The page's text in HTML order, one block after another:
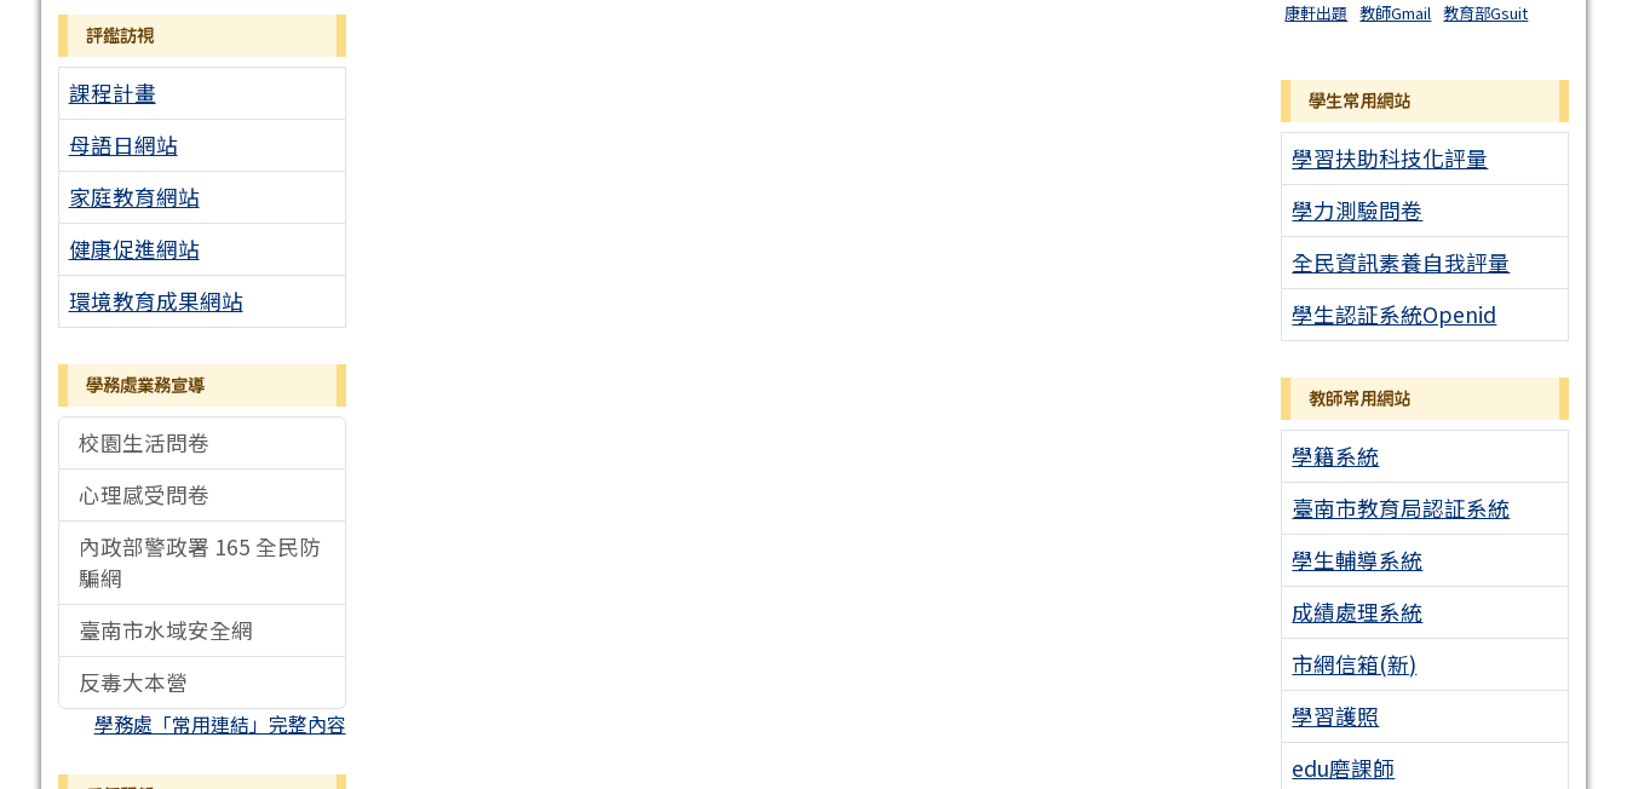
評鑑訪視
課程計畫
母語日網站
家庭教育網站
健康促進網站
環境教育成果網站
學務處業務宣導
校園生活問卷
心理感受問卷
內政部警政署 165 全民防
騙網
臺南市水域安全網
反毒大本營
學務處「常用連結」完整內容
康軒出題 教師Gmail 教育部Gsuit
學生常用網站
學習扶助科技化評量
學力測驗問卷
全民資訊素養自我評量
學生認証系統Openid
教師常用網站
學籍系統
臺南市教育局認証系統
學生輔導系統
成績處理系統
市網信箱(新)
學習護照
edu磨課師